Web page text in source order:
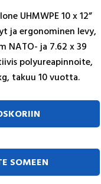
UHMW­PE 10 x 12”
ja er­go­no­mi­nen le­vy,
NA­TO- ja 7.62 x 39
po­lyu­rea­pin­noi­te,
ta­kuu 10 vuot­ta.
SOMEEN